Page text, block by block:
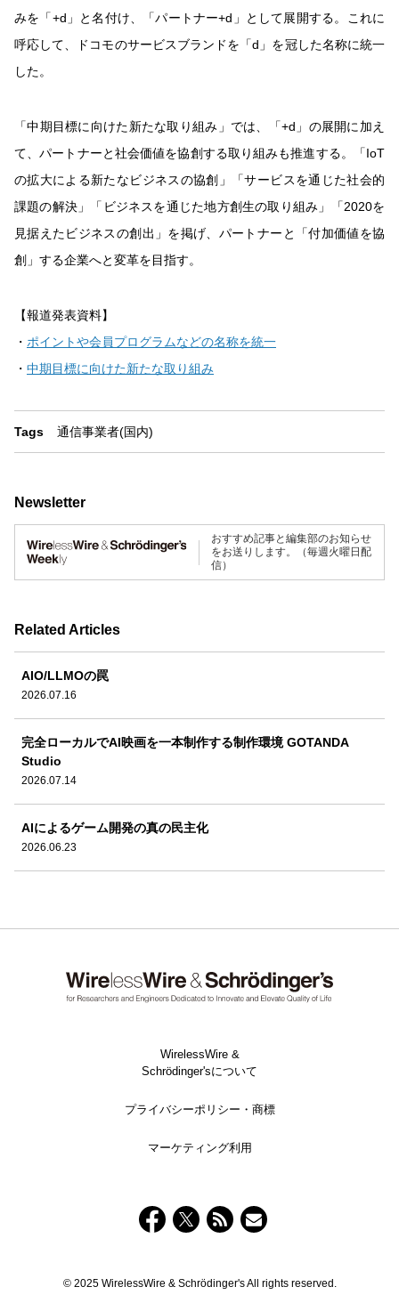
みを「+d」と名付け、「パートナー+d」として展開する。これに
呼応して、ドコモのサービスブランドを「d」を冠した名称に統一
した。
「中期目標に向けた新たな取り組み」では、「+d」の展開に加え
て、パートナーと社会価値を協創する取り組みも推進する。「IoT
の拡大による新たなビジネスの協創」「サービスを通じた社会的
課題の解決」「ビジネスを通じた地方創生の取り組み」「2020を
見据えたビジネスの創出」を掲げ、パートナーと「付加価値を協
創」する企業へと変革を目指す。
【報道発表資料】
・ ポイントや会員プログラムなどの名称を統一
・ 中期目標に向けた新たな取り組み
Tags 通信事業者(国内)
Newsletter
おすすめ記事と編集部のお知らせ
をお送りします。（毎週火曜日配
信）
Related Articles
AIO/LLMOの罠
2026.07.16
完全ローカルでAI映画を一本制作する制作環境 GOTANDA
Studio
2026.07.14
AIによるゲーム開発の真の民主化
2026.06.23
WirelessWire &
Schrödinger'sについて
プライバシーポリシー・商標
マーケティング利用
© 2025 WirelessWire & Schrödinger's All rights reserved.